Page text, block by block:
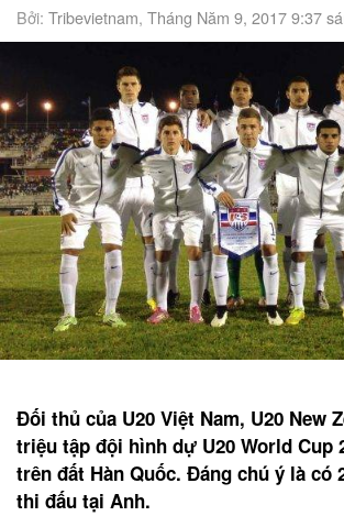
Bởi: Tribevietnam, Tháng Năm 9, 2017 9:37
Đối thủ của U20 Việt Nam, U20 New
triệu tập đội hình dự U20 World Cup
trên đất Hàn Quốc. Đáng chú ý là có
thi đấu tại Anh.